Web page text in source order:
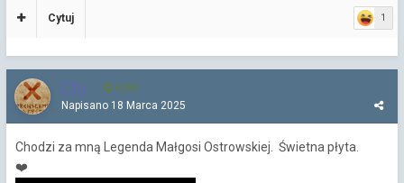
1
Cytuj
Chi 4 252
Napisano 18 Marca 2025
Chodzi za mną Legenda Małgosi Ostrowskiej. Świetna płyta.
❤️